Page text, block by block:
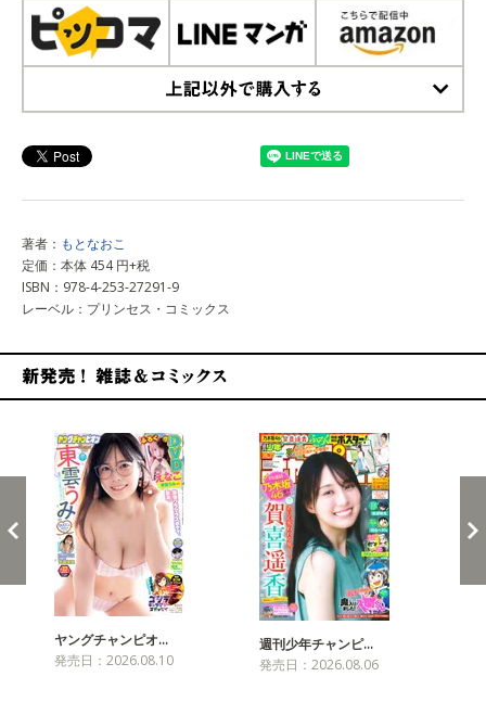
著者： もとなおこ
定価：本体 454 円+税
ISBN：978-4-253-27291-9
レーベル：プリンセス・コミックス
ヤングチャンピオ…
発売日：2026.08.10
週刊少年チャンピ…
発売日：2026.08.06